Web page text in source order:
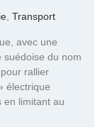
Transport
avec une
suédoise du nom
rallier
électrique
en limitant au